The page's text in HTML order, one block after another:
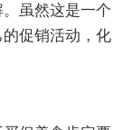
虽然这是一个
促销活动，化